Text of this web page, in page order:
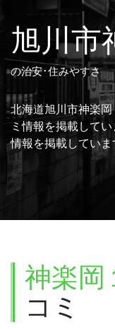
旭川市
の治安･住みやすさ
北海道旭川市神楽
ミ情報を掲載して
情報を掲載してい
神楽岡
コミ